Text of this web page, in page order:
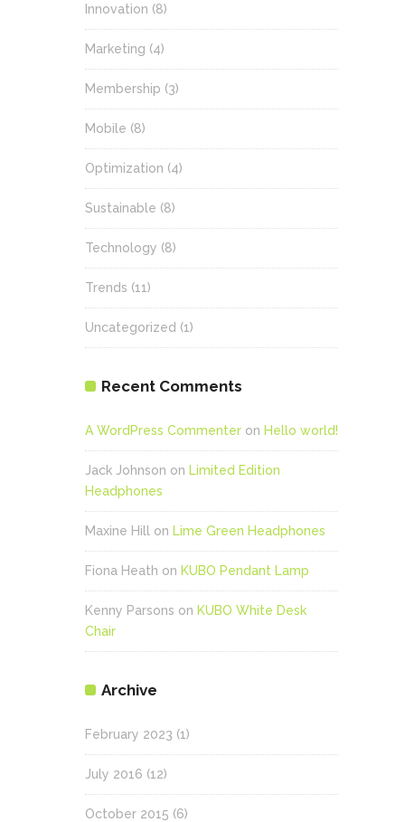
Innovation (8)
Marketing (4)
Membership (3)
Mobile (8)
Optimization (4)
Sustainable (8)
Technology (8)
Trends (11)
Uncategorized (1)
Recent Comments
A WordPress Commenter on Hello world!
Jack Johnson on Limited Edition
Headphones
Maxine Hill on Lime Green Headphones
Fiona Heath on KUBO Pendant Lamp
Kenny Parsons on KUBO White Desk
Chair
Archive
February 2023 (1)
July 2016 (12)
October 2015 (6)